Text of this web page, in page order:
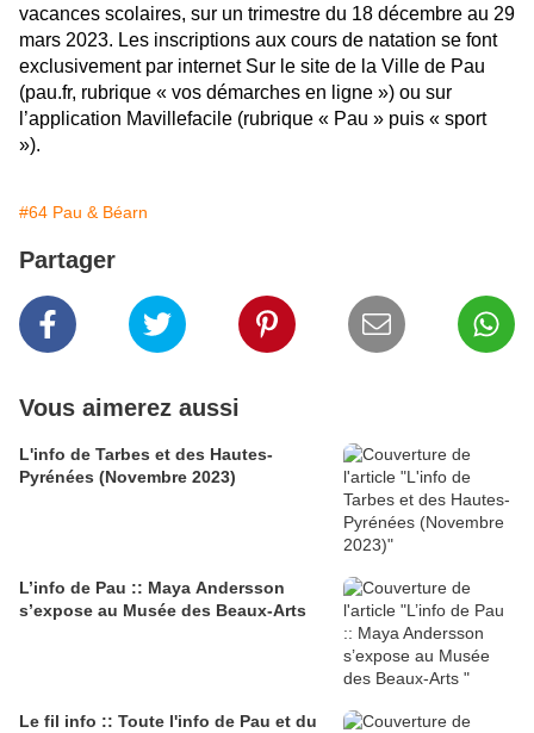
vacances scolaires, sur un trimestre du 18 décembre au 29
mars 2023. Les inscriptions aux cours de natation se font
exclusivement par internet Sur le site de la Ville de Pau
(pau.fr, rubrique « vos démarches en ligne ») ou sur
l’application Mavillefacile (rubrique « Pau » puis « sport
»).
#64 Pau & Béarn
Partager
Vous aimerez aussi
L'info de Tarbes et des Hautes-
Pyrénées (Novembre 2023)
L’info de Pau :: Maya Andersson
s’expose au Musée des Beaux-Arts
Le fil info :: Toute l'info de Pau et du